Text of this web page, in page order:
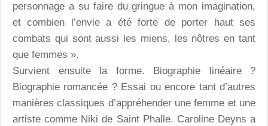
personnage a su faire du gringue à mon imagination,
et combien l’envie a été forte de porter haut ses
combats qui sont aussi les miens, les nôtres en tant
que femmes ».
Survient ensuite la forme. Biographie linéaire ?
Biographie romancée ? Essai ou encore tant d’autres
manières classiques d’appréhender une femme et une
artiste comme Niki de Saint Phalle. Caroline Deyns a